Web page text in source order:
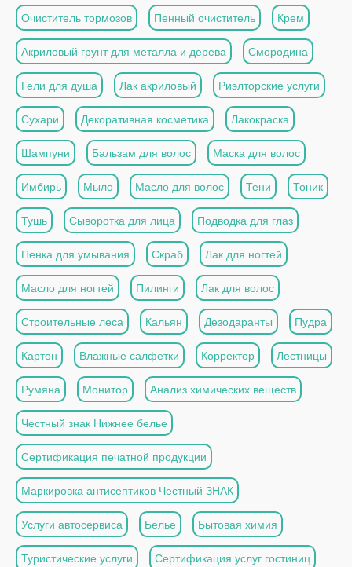
Очиститель тормозов Пенный очиститель Крем
Акриловый грунт для металла и дерева Смородина
Гели для душа Лак акриловый Риэлторские услуги
Сухари Декоративная косметика Лакокраска
Шампуни Бальзам для волос Маска для волос
Имбирь Мыло Масло для волос Тени Тоник
Тушь Сыворотка для лица Подводка для глаз
Пенка для умывания Скраб Лак для ногтей
Масло для ногтей Пилинги Лак для волос
Строительные леса Кальян Дезодаранты Пудра
Картон Влажные салфетки Корректор Лестницы
Румяна Монитор Анализ химических веществ
Честный знак Нижнее белье
Сертификация печатной продукции
Маркировка антисептиков Честный ЗНАК
Услуги автосервиса Белье Бытовая химия
Туристические услуги Сертификация услуг гостиниц